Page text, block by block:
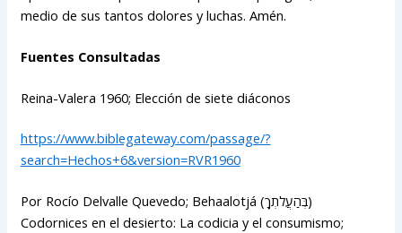
medio de sus tantos dolores y luchas. Amén.
Fuentes Consultadas
Reina-Valera 1960; Elección de siete diáconos
https://www.biblegateway.com/passage/?
search=Hechos+6&version=RVR1960
Por Rocío Delvalle Quevedo; Behaalotjá (בְּהַעֲלֹתְךָ)
Codornices en el desierto: La codicia y el consumismo;